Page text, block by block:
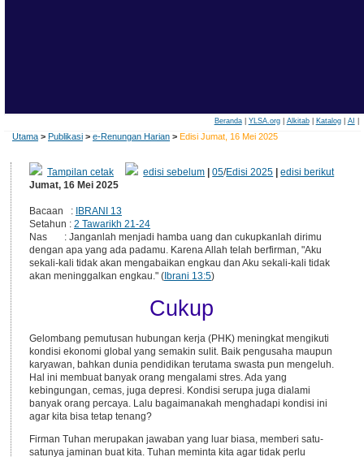
Beranda| YLSA.org| Alkitab| Katalog| AI
Utama > Publikasi > e-Renungan Harian > Edisi Jumat, 16 Mei 2025
Tampilan cetak edisi sebelum |05/Edisi 2025 |edisi berikut
Jumat, 16 Mei 2025
Bacaan : IBRANI 13
Setahun : 2 Tawarikh 21-24
Nas : Janganlah menjadi hamba uang dan cukupkanlah dirimu
dengan apa yang ada padamu. Karena Allah telah berfirman, "Aku
sekali-kali tidak akan mengabaikan engkau dan Aku sekali-kali tidak
akan meninggalkan engkau." (Ibrani 13:5)
Cukup
Gelombang pemutusan hubungan kerja (PHK) meningkat mengikuti
kondisi ekonomi global yang semakin sulit. Baik pengusaha maupun
karyawan, bahkan dunia pendidikan terutama swasta pun mengeluh.
Hal ini membuat banyak orang mengalami stres. Ada yang
kebingungan, cemas, juga depresi. Kondisi serupa juga dialami
banyak orang percaya. Lalu bagaimanakah menghadapi kondisi ini
agar kita bisa tetap tenang?
Firman Tuhan merupakan jawaban yang luar biasa, memberi satu-
satunya jaminan buat kita. Tuhan meminta kita agar tidak perlu